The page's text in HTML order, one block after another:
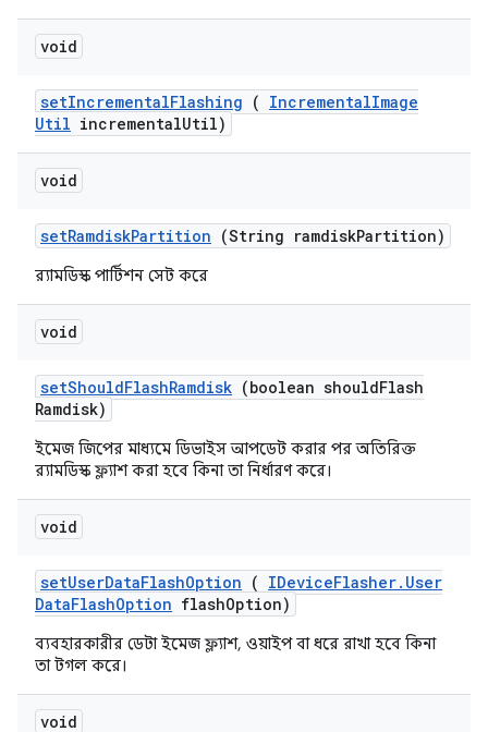
void
setIncrementalFlashing ( IncrementalImage
Util incrementalUtil)
void
setRamdiskPartition (String ramdiskPartition)
র‍্যামডিস্ক পার্টিশন সেট করে
void
setShouldFlashRamdisk (boolean shouldFlash
Ramdisk)
ইমেজ জিপের মাধ্যমে ডিভাইস আপডেট করার পর অতিরিক্ত
র‍্যামডিস্ক ফ্ল্যাশ করা হবে কিনা তা নির্ধারণ করে।
void
setUserDataFlashOption ( IDeviceFlasher. User
DataFlashOption flashOption)
ব্যবহারকারীর ডেটা ইমেজ ফ্ল্যাশ, ওয়াইপ বা ধরে রাখা হবে কিনা
তা টগল করে।
void